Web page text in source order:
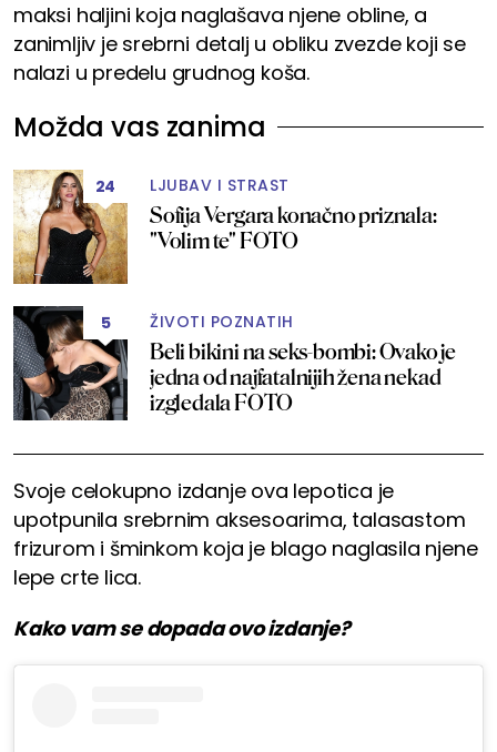
maksi haljini koja naglašava njene obline, a
zanimljiv je srebrni detalj u obliku zvezde koji se
nalazi u predelu grudnog koša.
Možda vas zanima
24 LJUBAV I STRAST
Sofija Vergara konačno priznala:
"Volim te" FOTO
5 ŽIVOTI POZNATIH
Beli bikini na seks-bombi: Ovako je
jedna od najfatalnijih žena nekad
izgledala FOTO
Svoje celokupno izdanje ova lepotica je
upotpunila srebrnim aksesoarima, talasastom
frizurom i šminkom koja je blago naglasila njene
lepe crte lica.
Kako vam se dopada ovo izdanje?